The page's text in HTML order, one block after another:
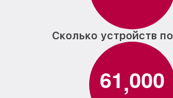
Сколько устройств
61,000